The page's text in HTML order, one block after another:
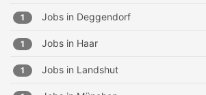
1 Jobs in Deggendorf
1 Jobs in Haar
1 Jobs in Landshut